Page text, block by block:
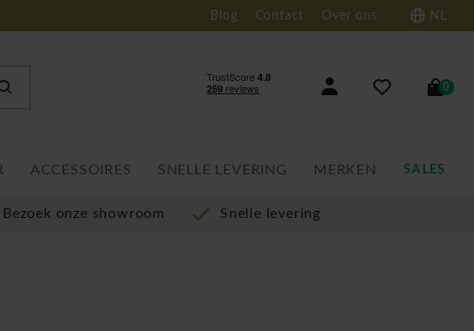
Blog Contact Over ons NL
0
ACCESSOIRES SNELLE LEVERING MERKEN SALES
Bezoek onze showroom Snelle levering